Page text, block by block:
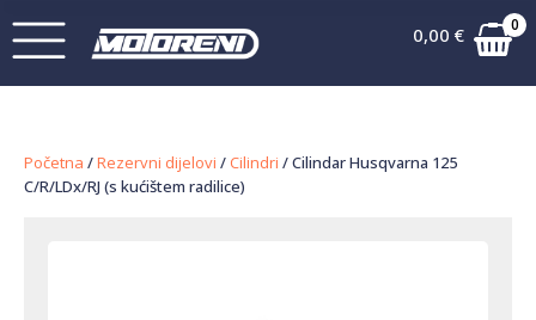
0,00 € 0
Početna /Rezervni dijelovi / Cilindri / Cilindar Husqvarna 125
C/R/LDx/RJ (s kućištem radilice)